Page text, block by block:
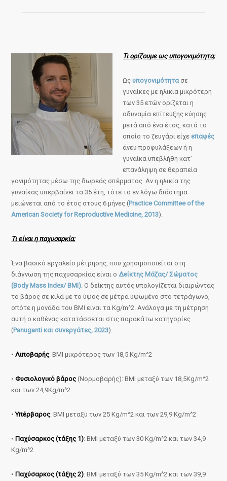
Τι ορίζουμε ως υπογονιμότητα;
Ωςυπογονιμότητασε
γυναίκες με ηλικία μικρότερη
των 35 ετών ορίζεται η
αδυναμία επίτευξης κύησης
μετά από ένα έτος, κατά το
οποίο το ζευγάρι είχε επαφές
άνευ προφυλάξεων ή η
γυναίκα υπεβλήθη κατ’
επανάληψη σε θεραπεία
γονιμότητας μέσω της δωρεάς σπέρματος. Αν η ηλικία της
γυναίκας υπερβαίνει τα 35 έτη, τότε το εν λόγω διάστημα
μειώνεται από το έτος στους 6 μήνες (Practice Committee of the
American Society for Reproductive Medicine, 2013).
Τι είναι η παχυσαρκία;
Ένα βασικό εργαλείο μέτρησης, που χρησιμοποιείται στη
διάγνωση της παχυσαρκίας είναι ο Δείκτης Μάζας/ Σώματος
(Body Mass Index/ BMI). Ο δείκτης αυτός υπολογίζεται διαιρώντας
το βάρος σε κιλά με το ύψος σε μέτρα υψωμένο στο τετράγωνο,
οπότε η μονάδα του BMI είναι τα Kg/m^2. Ανάλογα με τη μέτρηση
αυτή ο καθένας κατατάσσεται στις παρακάτω κατηγορίες
(Panuganti και συνεργάτες, 2023):
•Λιποβαρής: BMI μικρότερος των 18,5 Kg/m^2
•Φυσιολογικό βάρος (Νορμοβαρής): BMI μεταξύ των 18,5Kg/m^2
και των 24,9Kg/m^2
•Υπέρβαρος: BMI μεταξύ των 25 Kg/m^2 και των 29,9 Kg/m^2
• Παχύσαρκος (τάξης 1): BMI μεταξύ των 30 Kg/m^2 και των 34,9
Kg/m^2
• Παχύσαρκος (τάξης 2): BMI μεταξύ των 35 Kg/m^2 και των 39,9